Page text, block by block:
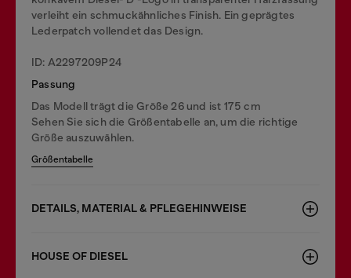
verleiht ein schmuckähnliches Finish. Ein geprägtes
Lederpatch vollendet das Design.
ID: A2297209P24
Passung
Das Modell trägt die Größe 26 und ist 175 cm
Sehen Sie sich die Größentabelle an, um die richtige
Größe auszuwählen.
Größentabelle
DETAILS, MATERIAL & PFLEGEHINWEISE
HOUSE OF DIESEL